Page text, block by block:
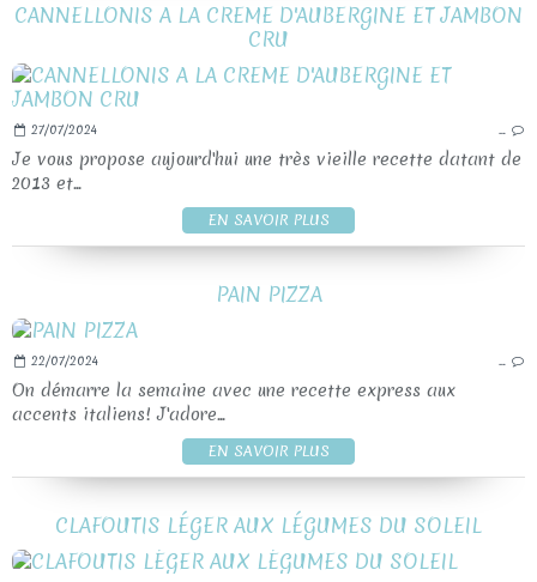
CANNELLONIS A LA CREME D'AUBERGINE ET JAMBON
CRU
27/07/2024 …
Je vous propose aujourd'hui une très vieille recette datant de
2013 et...
EN SAVOIR PLUS
PAIN PIZZA
22/07/2024 …
On démarre la semaine avec une recette express aux
accents italiens! J'adore...
EN SAVOIR PLUS
CLAFOUTIS LÉGER AUX LÉGUMES DU SOLEIL